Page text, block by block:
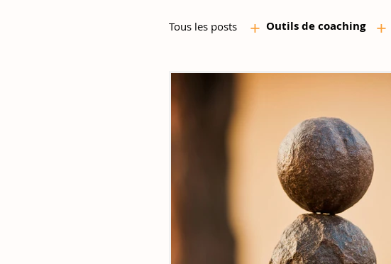
Tous les posts + Outils de coaching +
faites la différence...